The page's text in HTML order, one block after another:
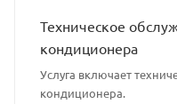
Техническое
кондиционера
Услуга включает
кондиционера.